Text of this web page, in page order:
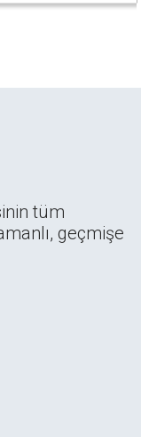
tüm
geçmişe